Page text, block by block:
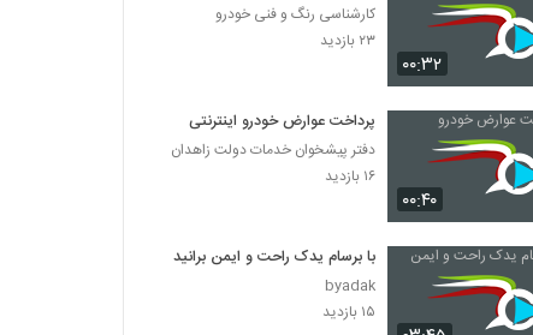
۰۰:۳۲
کارشناسی رنگ و فنی خودرو
۲۳ بازدید
۰۰:۴۰
پرداخت عوارض خودرو اینترنتی
دفتر پیشخوان خدمات دولت زاهدان
۱۶ بازدید
با برسام یدک راحت و ایمن برانید
byadak
۱۵ بازدید